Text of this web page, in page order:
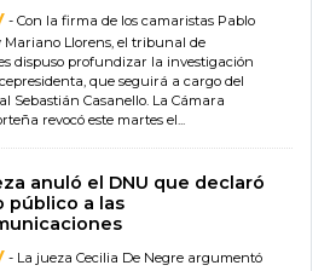
- Con la firma de los camaristas Pablo
Mariano Llorens, el tribunal de
dispuso profundizar la investigación
que seguirá a cargo del
Sebastián Casanello. La Cámara
revocó este martes el...
anuló el DNU que declaró
público a las
- La jueza Cecilia De Negre argumentó